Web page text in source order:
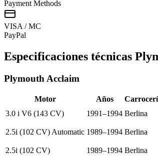
Payment Methods
VISA / MC
PayPal
Especificaciones técnicas
Plymouth Acclaim
Motor Años
3.0 i V6 (143 CV)
1991–1994 Berlina
2.5i (102 CV) Automatic 1989–1994 Berlina
2.5i (102 CV) 1989–1994 Berlina